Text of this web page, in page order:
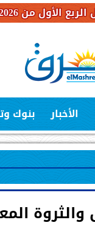
بنك
الأخبار بنوك
والثروة